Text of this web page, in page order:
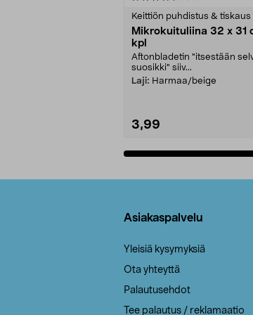
Keittiön puhdistus & tiskaus
Mikrokuituliina 32 x 31
kpl
Aftonbladetin "itsestään
suosikki" siiv...
Laji: Harmaa/beige
3,99
Asiakaspalvelu
Yleisiä kysymyksiä
Ota yhteyttä
Palautusehdot
Tee palautus / reklamaatio